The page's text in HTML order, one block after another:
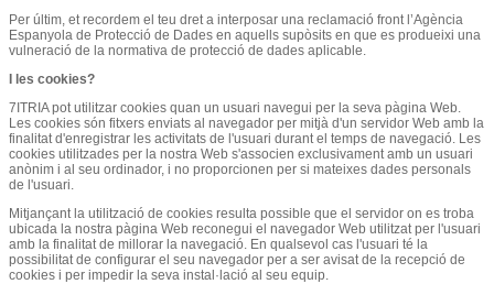
Per últim, et recordem el teu dret a interposar una reclamació front l’Agència
Espanyola de Protecció de Dades en aquells supòsits en que es produeixi una
vulneració de la normativa de protecció de dades aplicable.
I les cookies?
7ITRIA pot utilitzar cookies quan un usuari navegui per la seva pàgina Web.
Les cookies són fitxers enviats al navegador per mitjà d'un servidor Web amb la
finalitat d'enregistrar les activitats de l'usuari durant el temps de navegació. Les
cookies utilitzades per la nostra Web s'associen exclusivament amb un usuari
anònim i al seu ordinador, i no proporcionen per si mateixes dades personals
de l'usuari.
Mitjançant la utilització de cookies resulta possible que el servidor on es troba
ubicada la nostra pàgina Web reconegui el navegador Web utilitzat per l'usuari
amb la finalitat de millorar la navegació. En qualsevol cas l'usuari té la
possibilitat de configurar el seu navegador per a ser avisat de la recepció de
cookies i per impedir la seva instal·lació al seu equip.